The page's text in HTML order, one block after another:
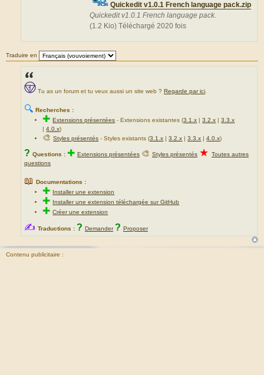
Quickedit v1.0.1 French language pack.zip
Quickedit v1.0.1 French language pack.
(1.2 Kio) Téléchargé 2020 fois
Traduire en
Tu as un forum et tu veux aussi un site web ? Regarde par ici
🔍 Recherches :
✚Extensions présentées -Extensions existantes (3.1.x |3.2.x |3.3.x
|4.0.x)
🎨Styles présentés - Styles existants (3.1.x |3.2.x |3.3.x |4.0.x)
? Questions : ✚ Extensions présentées 🎨 Styles présentés ★ Toutes autres
questions
📖 Documentations :
✚ Installer une extension
✚ Installer une extension téléchargée sur GitHub
✚Créer une extension
✍ Traductions : ? Demander ? Proposer
Contenu publicitaire :